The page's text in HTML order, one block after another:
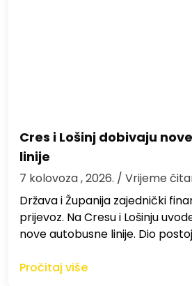
Cres i Lošinj dobivaju
linije
7 kolovoza , 2026. / Vrijeme
Država i Županija zajednički
prijevoz. Na Cresu i Lošinju
nove autobusne linije. Dio
Pročitaj više